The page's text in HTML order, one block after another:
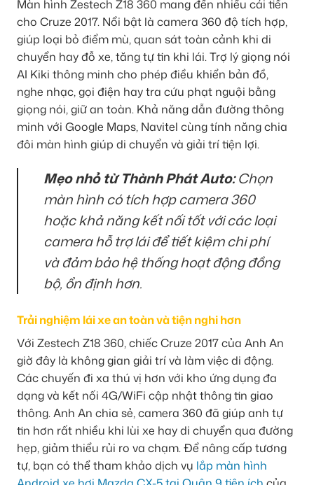
Màn hình Zestech Z18 360 mang đến nhiều cải tiến
cho Cruze 2017. Nổi bật là camera 360 độ tích hợp,
giúp loại bỏ điểm mù, quan sát toàn cảnh khi di
chuyển hay đỗ xe, tăng tự tin khi lái. Trợ lý giọng nói
AI Kiki thông minh cho phép điều khiển bản đồ,
nghe nhạc, gọi điện hay tra cứu phạt nguội bằng
giọng nói, giữ an toàn. Khả năng dẫn đường thông
minh với Google Maps, Navitel cùng tính năng chia
đôi màn hình giúp di chuyển và giải trí tiện lợi.
Mẹo nhỏ từ Thành Phát Auto:Chọn
màn hình có tích hợp camera 360
hoặc khả năng kết nối tốt với các loại
camera hỗ trợ lái để tiết kiệm chi phí
và đảm bảo hệ thống hoạt động đồng
bộ, ổn định hơn.
Trải nghiệm lái xe an toàn và tiện nghi hơn
Với Zestech Z18 360, chiếc Cruze 2017 của Anh An
giờ đây là không gian giải trí và làm việc di động.
Các chuyến đi xa thú vị hơn với kho ứng dụng đa
dạng và kết nối 4G/WiFi cập nhật thông tin giao
thông. Anh An chia sẻ, camera 360 đã giúp anh tự
tin hơn rất nhiều khi lùi xe hay di chuyển qua đường
hẹp, giảm thiểu rủi ro va chạm. Để nâng cấp tương
tự, bạn có thể tham khảo dịch vụ lắp màn hình